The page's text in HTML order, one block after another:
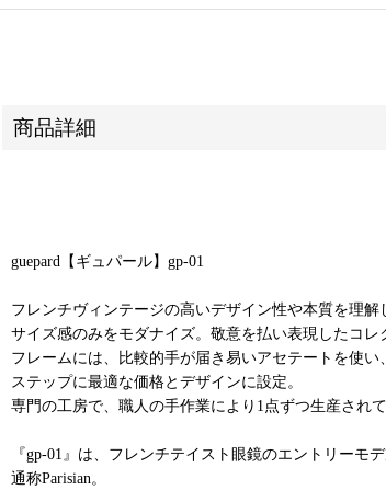
商品詳細
guepard【ギュパール】gp-01
フレンチヴィンテージの高いデザイン性や本質を理
サイズ感のみをモダナイズ。敬意を払い表現したコレ
フレームには、比較的手が届き易いアセテートを使い
ステップに最適な価格とデザインに設定。
専門の工房で、職人の手作業により1点ずつ生産されて
『gp-01』は、フレンチテイスト眼鏡のエントリーモ
通称Parisian。